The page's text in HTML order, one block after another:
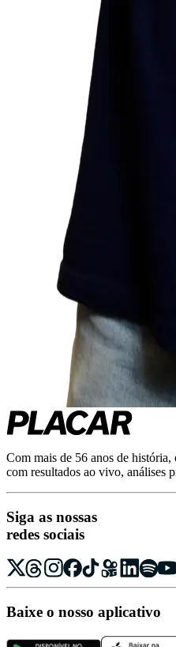
Com mais de 56 anos de
com resultados ao vivo, análises
Siga as nossas
redes sociais
Baixe o nosso aplicativo